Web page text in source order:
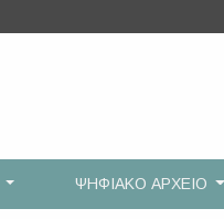
ΨΗΦΙΑΚΟ ΑΡΧΕΙΟ